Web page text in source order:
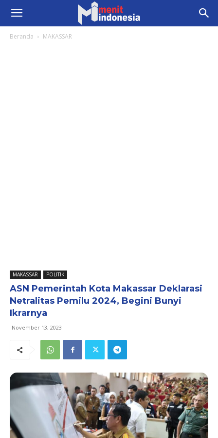
Beranda MAKASSAR
MAKASSAR POLITIK
ASN Pemerintah Kota Makassar Deklarasi
Netralitas Pemilu 2024, Begini Bunyi
Ikrarnya
November 13, 2023